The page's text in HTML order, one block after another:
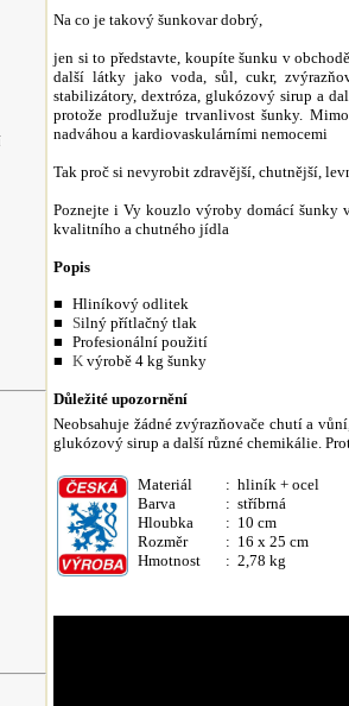
Na co je takový šunkovar dobrý,
jen si to představte, koupíte šunku v
další látky jako voda, sůl, cukr,
stabilizátory, dextróza, glukózový sirup a
protože prodlužuje trvanlivost šunky.
nadváhou a kardiovaskulárními nemocemi
Tak proč si nevyrobit zdravější, chutnější,
Poznejte i Vy kouzlo výroby domácí šunky
kvalitního a chutného jídla
Popis
■ Hliníkový odlitek
■ Silný přítlačný tlak
■ Profesionální použití
■ K výrobě 4 kg šunky
Důležité upozornění
Neobsahuje žádné zvýrazňovače chutí a
glukózový sirup a další různé chemikálie.
Materiál
Barva
Hloubka
Rozměr
Hmotnost
: hliník + ocel
: stříbrná
: 10 cm
: 16 x 25 cm
: 2,78 kg